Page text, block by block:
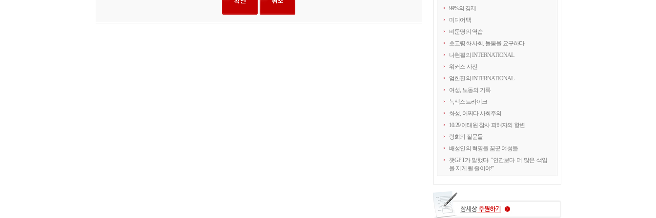
99%의 경제
미디어택
비문명의 역습
초고령화 사회, 돌봄을 요구하다
나현필의 INTERNATIONAL
워커스 사전
엄한진의 INTERNATIONAL
여성, 노동의 기록
녹색스트라이크
화성, 어쩌다 사회주의
10.29 이태원 참사 피해자의 항변
랑희의 질문들
배성인의 혁명을 꿈꾼 여성들
챗GPT가 말했다. "인간보다 더 많은 색임
을 지게 될 줄이야!"
약속의 8회, 위기를 돌려세우는 녹색 스트
라이크
양지로 떠오른 국정원, 이적異的 행위의